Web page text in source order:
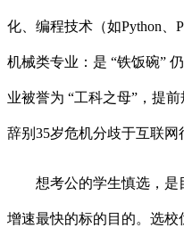
化、编程技术（如Python、
机械类专业：是 “铁饭碗”
业被誉为 “工科之母”，提
辞别35岁危机分歧于互联网
想考公的学生慎选，是
增速最快的标的目的。选校